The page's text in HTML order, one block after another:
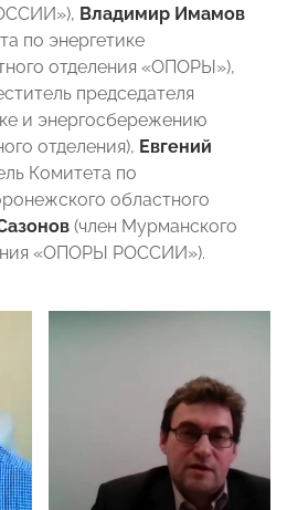
Владимир Имамов
по энергетике
отделения «ОПОРЫ»),
председателя
и энергосбережению
отделения), Евгений
Комитета по
областного
(член Мурманского
«ОПОРЫ РОССИИ»).